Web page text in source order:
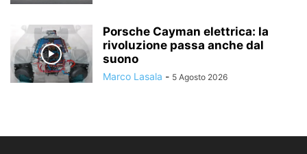
Porsche Cayman elettrica: la
rivoluzione passa anche dal
suono
Marco Lasala - 5 Agosto 2026